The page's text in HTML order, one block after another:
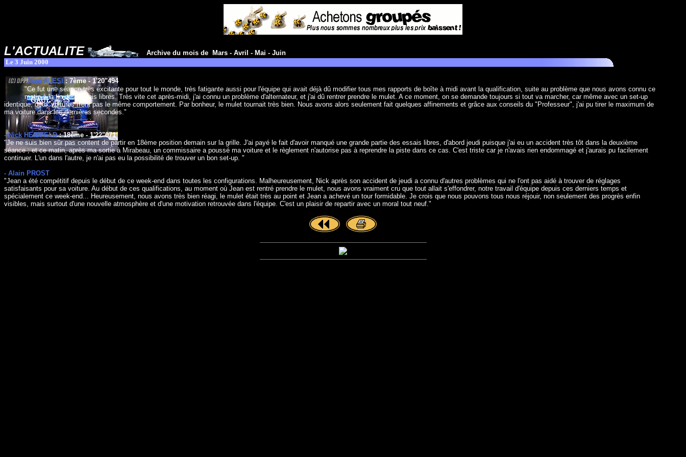
L'ACTUALITE Archive du mois de Mars - Avril - Mai - Juin
Le 3 Juin 2000
Jean ALESI : 7ème - 1'20"494
"Ce fut une séance très excitante pour tout le monde, très fatigante aussi pour l'équipe qui avait déjà dû modifier tous mes rapports de boîte à midi avant la qualification, suite au problème que nous avons connu ce
matin à la fin des essais libres. Très vite cet après-midi, j'ai connu un problème d'alternateur, et j'ai dû rentrer prendre le mulet. A ce moment, on se demande toujours si tout va marcher, car même avec un set-up
identique, deux voitures n'ont pas le même comportement. Par bonheur, le mulet tournait très bien. Nous avons alors seulement fait quelques affinements et grâce aux conseils du "Professeur", j'ai pu tirer le maximum de
ma voiture dans les dernières secondes."
- Nick HEIDFELD: 18ème - 1'22"071
"Je ne suis bien sûr pas content de partir en 18ème position demain sur la grille. J'ai payé le fait d'avoir manqué une grande partie des essais libres, d'abord jeudi puisque j'ai eu un accident très tôt dans la deuxième
séance ; et ce matin, après ma sortie à Mirabeau, un commissaire a poussé ma voiture et le règlement n'autorise pas à reprendre la piste dans ce cas. C'est triste car je n'avais rien endommagé et j'aurais pu facilement
continuer. L'un dans l'autre, je n'ai pas eu la possibilité de trouver un bon set-up. "
- Alain PROST
"Jean a été compétitif depuis le début de ce week-end dans toutes les configurations. Malheureusement, Nick après son accident de jeudi a connu d'autres problèmes qui ne l'ont pas aidé à trouver de réglages
satisfaisants pour sa voiture. Au début de ces qualifications, au moment où Jean est rentré prendre le mulet, nous avons vraiment cru que tout allait s'effondrer, notre travail d'équipe depuis ces derniers temps et
spécialement ce week-end... Heureusement, nous avons très bien réagi, le mulet était très au point et Jean a achevé un tour formidable. Je crois que nous pouvons tous nous réjouir, non seulement des progrès enfin
visibles, mais surtout d'une nouvelle atmosphère et d'une motivation retrouvée dans l'équipe. C'est un plaisir de repartir avec un moral tout neuf."